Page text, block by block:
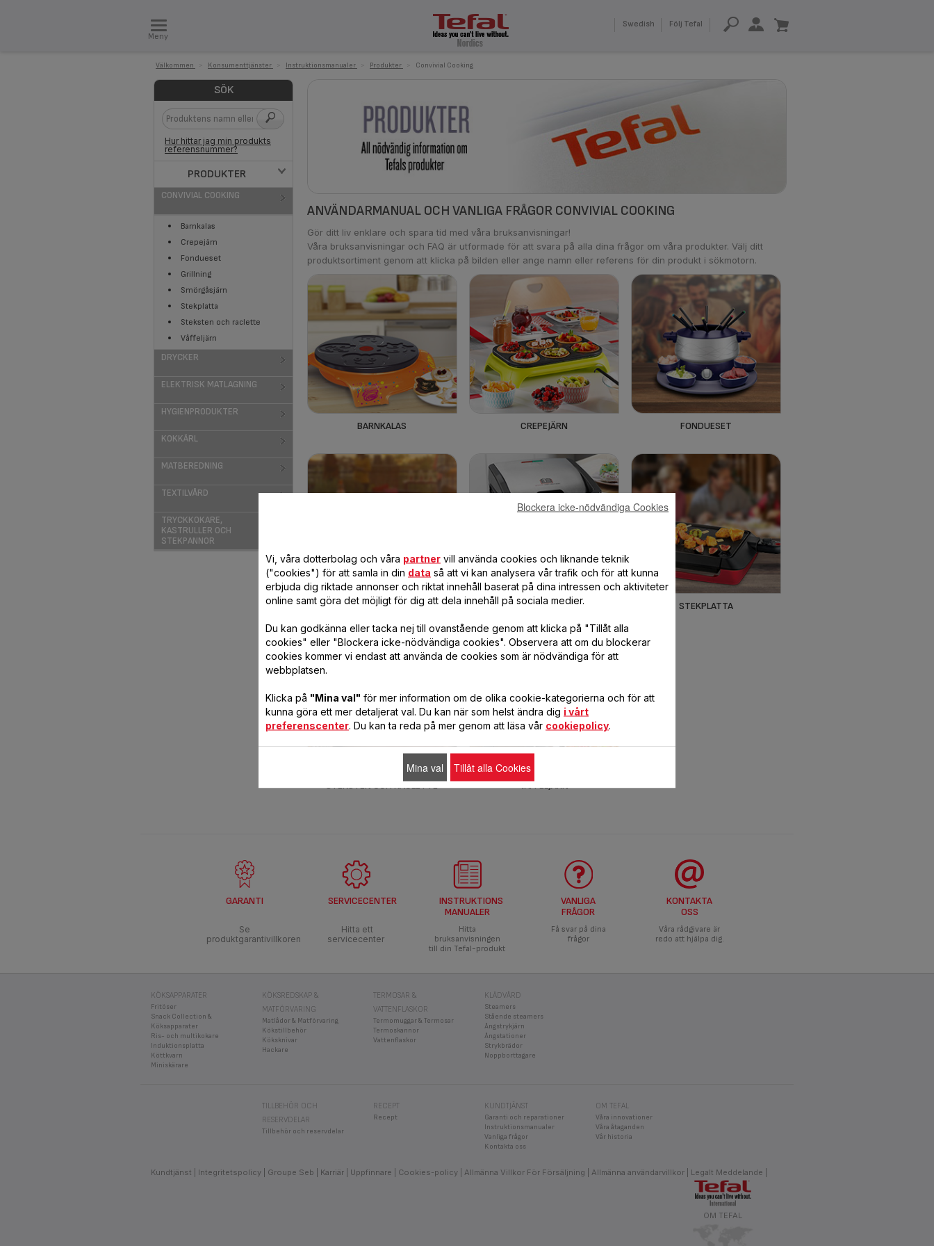
Meny
Swedish Följ Tefal
Välkommen Konsumenttjänster Instruktionsmanualer Produkter Convivial Cooking
SÖK
Hur hittar jag min produkts
referensnummer?
PRODUKTER
CONVIVIAL COOKING
Barnkalas
Crepejärn
Fondueset
Grillning
Smörgåsjärn
Stekplatta
Steksten och raclette
Våffeljärn
DRYCKER
ELEKTRISK MATLAGNING
HYGIENPRODUKTER
KOKKÄRL
MATBEREDNING
TEXTILVÅRD
TRYCKKOKARE,
KASTRULLER OCH
STEKPANNOR
ANVÄNDARMANUAL OCH VANLIGA FRÅGOR CONVIVIAL COOKING
Gör ditt liv enklare och spara tid med våra bruksanvisningar!
Våra bruksanvisningar och FAQ är utformade för att svara på alla dina frågor om våra produkter. Välj ditt
produktsortiment genom att klicka på bilden eller ange namn eller referens för din produkt i sökmotorn.
BARNKALAS CREPEJÄRN FONDUESET
GRILLNING SMÖRGÅSJÄRN STEKPLATTA
STEKSTEN OCH RACLETTE VÅFFELJÄRN
GARANTI
Se
produktgarantivillkoren
SERVICECENTER
Hitta ett
servicecenter
INSTRUKTIONS
MANUALER
Hitta
bruksanvisningen
till din Tefal-produkt
VANLIGA
FRÅGOR
Få svar på dina
frågor
KONTAKTA
OSS
Våra rådgivare är
redo att hjälpa dig.
KÖKSAPPARATER
Fritöser
Snack Collection &
Köksapparater
Ris- och multikokare
Induktionsplatta
Köttkvarn
Miniskärare
KÖKSREDSKAP &
MATFÖRVARING
Matlådor & Matförvaring
Kökstillbehör
Köksknivar
Hackare
TERMOSAR &
VATTENFLASKOR
Termomuggar & Termosar
Termoskannor
Vattenflaskor
KLÄDVÅRD
Steamers
Stående steamers
Ångstrykjärn
Ångstationer
Strykbrädor
Noppborttagare
TILLBEHÖR OCH
RESERVDELAR
Tillbehör och reservdelar
RECEPT
Recept
KUNDTJÄNST
Garanti och reparationer
Instruktionsmanualer
Vanliga frågor
Kontakta oss
OM TEFAL
Våra innovationer
Våra åtaganden
Vår historia
Kundtjänst Integritetspolicy Groupe Seb Karriär Uppfinnare Cookies-policy Allmänna Villkor För Försäljning Allmänna användarvillkor Legalt Meddelande
OM TEFAL
Vi, våra dotterbolag och våra partner vill använda cookies och liknande teknik
("cookies") för att samla in din data så att vi kan analysera vår trafik och för att kunna
erbjuda dig riktade annonser och riktat innehåll baserat på dina intressen och aktiviteter
online samt göra det möjligt för dig att dela innehåll på sociala medier.
Du kan godkänna eller tacka nej till ovanstående genom att klicka på "Tillåt alla
cookies" eller "Blockera icke-nödvändiga cookies". Observera att om du blockerar
cookies kommer vi endast att använda de cookies som är nödvändiga för att
webbplatsen.
Klicka på "Mina val" för mer information om de olika cookie-kategorierna och för att
kunna göra ett mer detaljerat val. Du kan när som helst ändra dig i vårt
preferenscenter . Du kan ta reda på mer genom att läsa vår cookiepolicy
Blockera icke-nödvändiga Cookies
Mina val Tillåt alla Cookies